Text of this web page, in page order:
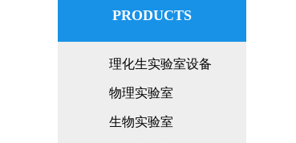
PRODUCTS
理化生实验室设备
物理实验室
生物实验室